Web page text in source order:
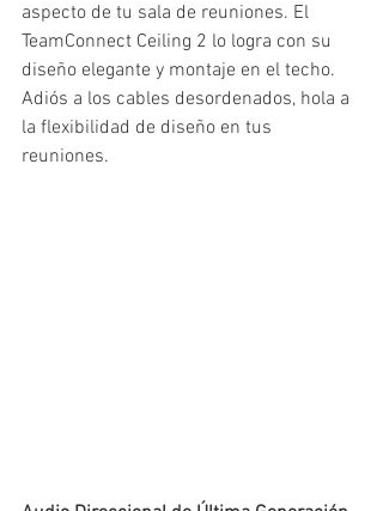
aspecto de tu sala de reuniones. El
TeamConnect Ceiling 2 lo logra con su
diseño elegante y montaje en el techo.
Adiós a los cables desordenados, hola a
la flexibilidad de diseño en tus
reuniones.